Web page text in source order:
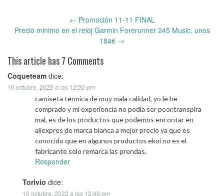
Post
← Promoción 11-11 FINAL
Precio minimo en el reloj Garmin Forerunner 245 Music, unos
184€ →
This article has 7 Comments
Coqueteam dice:
10 octubre, 2022 a las 12:20 pm
camiseta termica de muy mala calidad, yo le he
comprado y mi experiencia no podia ser peor,transpira
mal, es de los productos que podemos encontar en
aliexpres de marca blanca a mejor precio ya que es
conocido que en algunos productos ekoi no es el
fabricante solo remarca las prendas.
Responder
Torivio dice:
10 octubre, 2022 a las 12:49 pm